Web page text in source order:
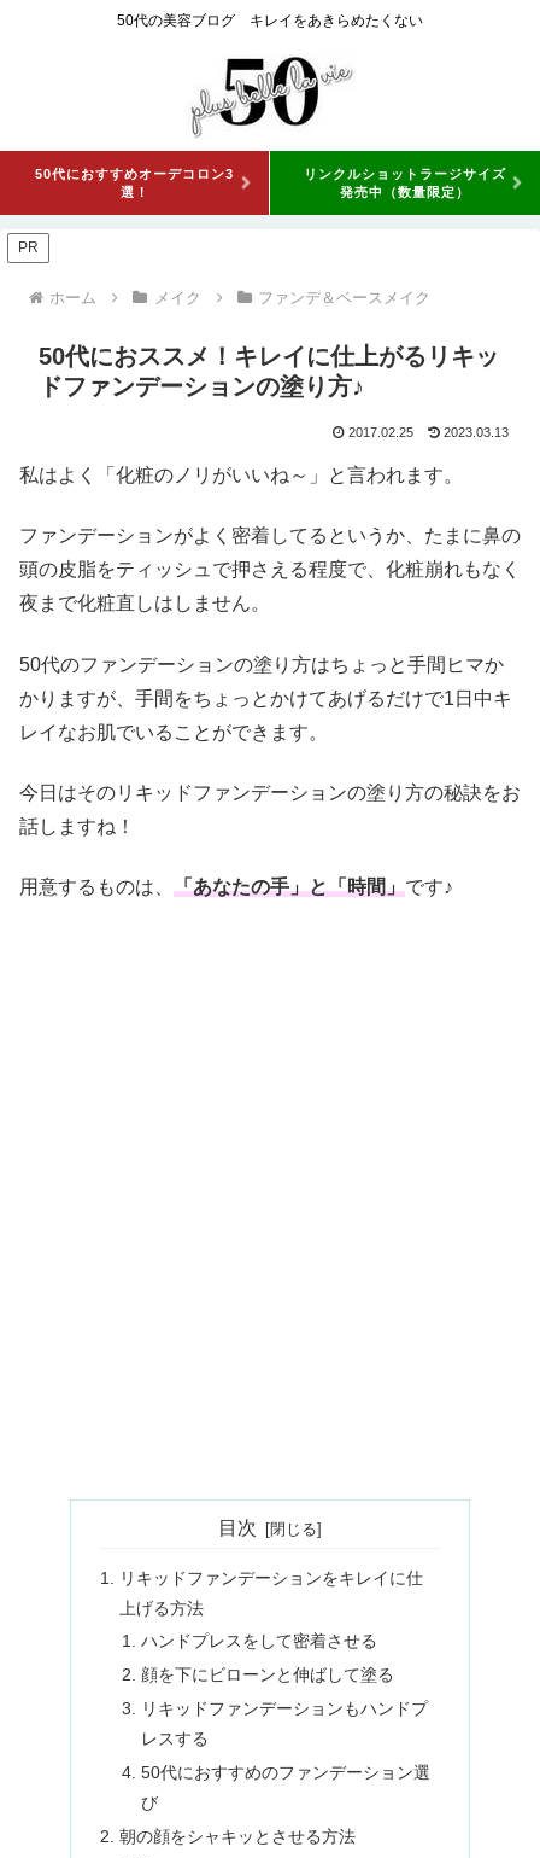
50代の美容ブログ キレイをあきらめたくない
50代におすすめオーデコロン3
選！
リンクルショットラージサイズ
発売中（数量限定）
PR
ホーム メイク ファンデ＆ベースメイク
50代におススメ！キレイに仕上がるリキッ
ドファンデーションの塗り方♪
2017.02.25 2023.03.13
私はよく「化粧のノリがいいね～」と言われます。
ファンデーションがよく密着してるというか、たまに鼻の
頭の皮脂をティッシュで押さえる程度で、化粧崩れもなく
夜まで化粧直しはしません。
50代のファンデーションの塗り方はちょっと手間ヒマか
かりますが、手間をちょっとかけてあげるだけで1日中キ
レイなお肌でいることができます。
今日はそのリキッドファンデーションの塗り方の秘訣をお
話しますね！
用意するものは、 「あなたの手」と「時間」です♪
目次
リキッドファンデーションをキレイに仕
上げる方法
ハンドプレスをして密着させる
顔を下にビローンと伸ばして塗る
リキッドファンデーションもハンドプ
レスする
50代におすすめのファンデーション選
び
朝の顔をシャキッとさせる方法